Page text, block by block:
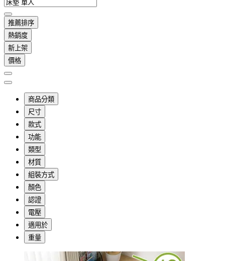
推薦排序
熱銷度
新上架
價格
商品分類
尺寸
款式
功能
類型
材質
組裝方式
顏色
認證
電壓
適用於
重量